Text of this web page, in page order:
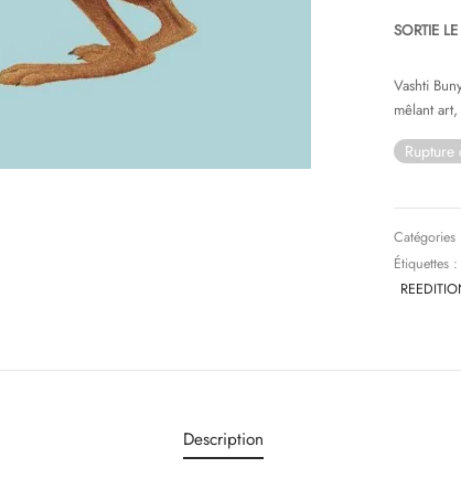
SORTIE
Vashti
mêlant
Rupture
Catégories
Étiquettes :
Description